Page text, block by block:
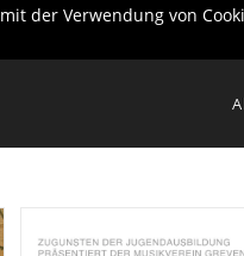
der Verwendung von